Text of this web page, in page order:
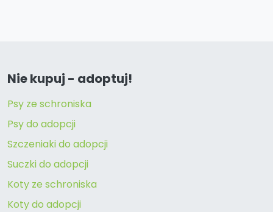
Nie kupuj - adoptuj!
Psy ze schroniska
Psy do adopcji
Szczeniaki do adopcji
Suczki do adopcji
Koty ze schroniska
Koty do adopcji